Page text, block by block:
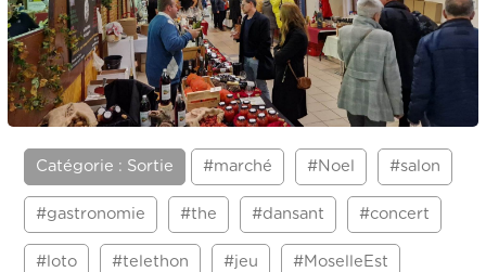
Catégorie : Sortie #marché #Noel #salon
#gastronomie #the #dansant #concert
#loto #telethon #jeu #MoselleEst